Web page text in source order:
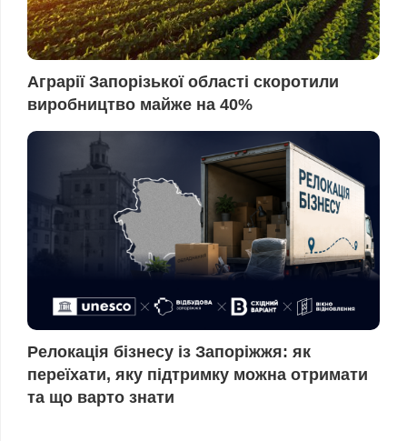
Аграрії Запорізької області скоротили
виробництво майже на 40%
Релокація бізнесу із Запоріжжя: як
переїхати, яку підтримку можна отримати
та що варто знати